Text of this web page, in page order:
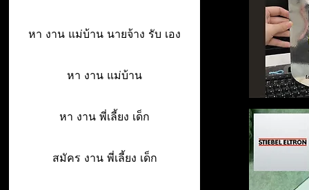
หา งาน แม่บ้าน นายจ้าง รับ เอง
หา งาน แม่บ้าน
หา งาน พี่เลี้ยง เด็ก
สมัคร งาน พี่เลี้ยง เด็ก